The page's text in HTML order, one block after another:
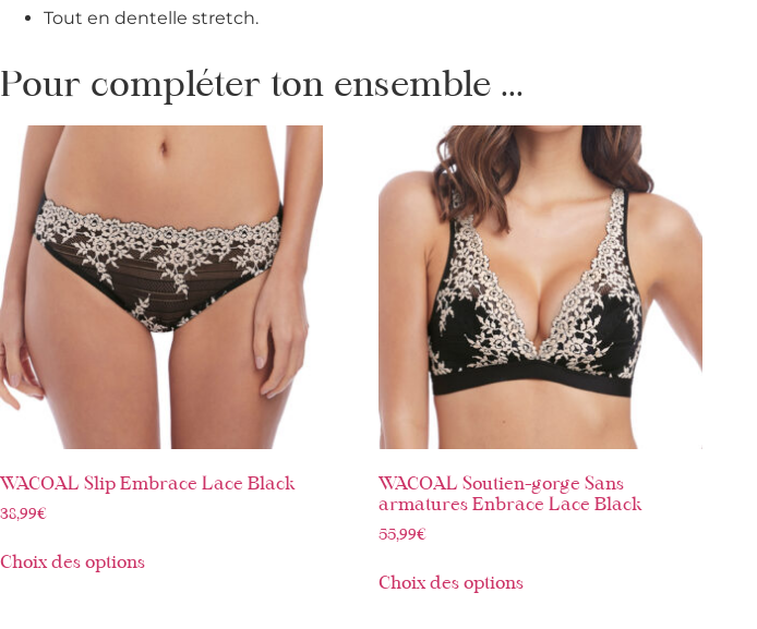
Tout en dentelle stretch.
Pour compléter ton ensemble ...
WACOAL Slip Embrace Lace Black
38,99€
Choix des options
WACOAL Soutien-gorge Sans
armatures Enbrace Lace Black
55,99€
Choix des options